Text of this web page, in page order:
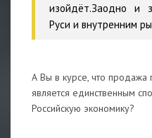
изойдёт.Заодно и
Руси и внутренним
А Вы в курсе, что продажа
является единственным
Российскую экономику?